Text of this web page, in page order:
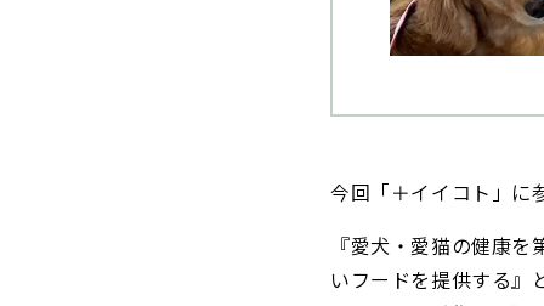
今回「＋イイコト」に
『愛犬・愛猫の健康
いフードを提供する』